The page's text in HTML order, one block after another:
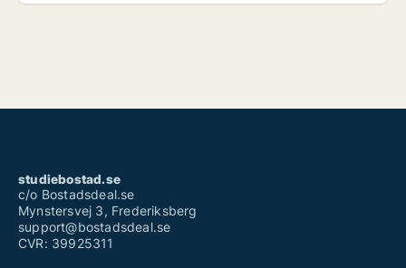
studiebostad.se
c/o Bostadsdeal.se
Mynstersvej 3, Frederiksberg
support@bostadsdeal.se
CVR: 39925311